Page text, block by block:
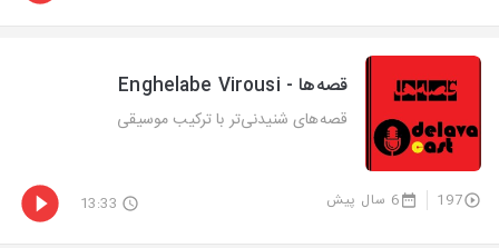
قصه‌ها - Enghelabe Virousi
قصه‌های شنیدنی‌تر با ترکیب موسیقی
197 6 سال پیش 13:33